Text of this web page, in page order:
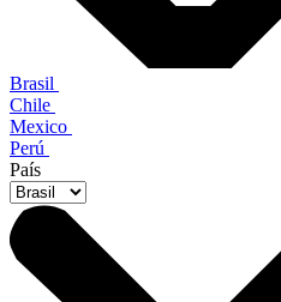
Brasil
Chile
Mexico
Perú
País